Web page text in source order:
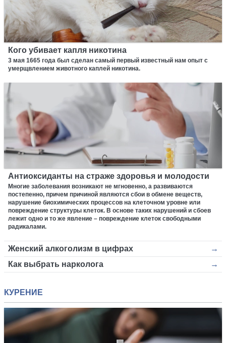
Кого убивает капля никотина
3 мая 1665 года был сделан самый первый известный нам опыт с
умерщвлением животного каплей никотина.
Антиоксиданты на страже здоровья и молодости
Многие заболевания возникают не мгновенно, а развиваются
постепенно, причем причиной являются сбои в обмене веществ,
нарушение биохимических процессов на клеточном уровне или
повреждение структуры клеток. В основе таких нарушений и сбоев
лежит одно и то же явление – повреждение клеток свободными
радикалами.
Женский алкоголизм в цифрах
Как выбрать нарколога
КУРЕНИЕ